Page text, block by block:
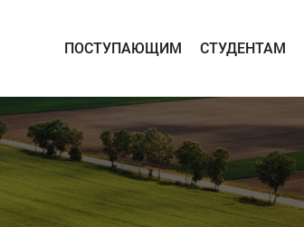
ПОСТУПАЮЩИМ СТУДЕНТАМ